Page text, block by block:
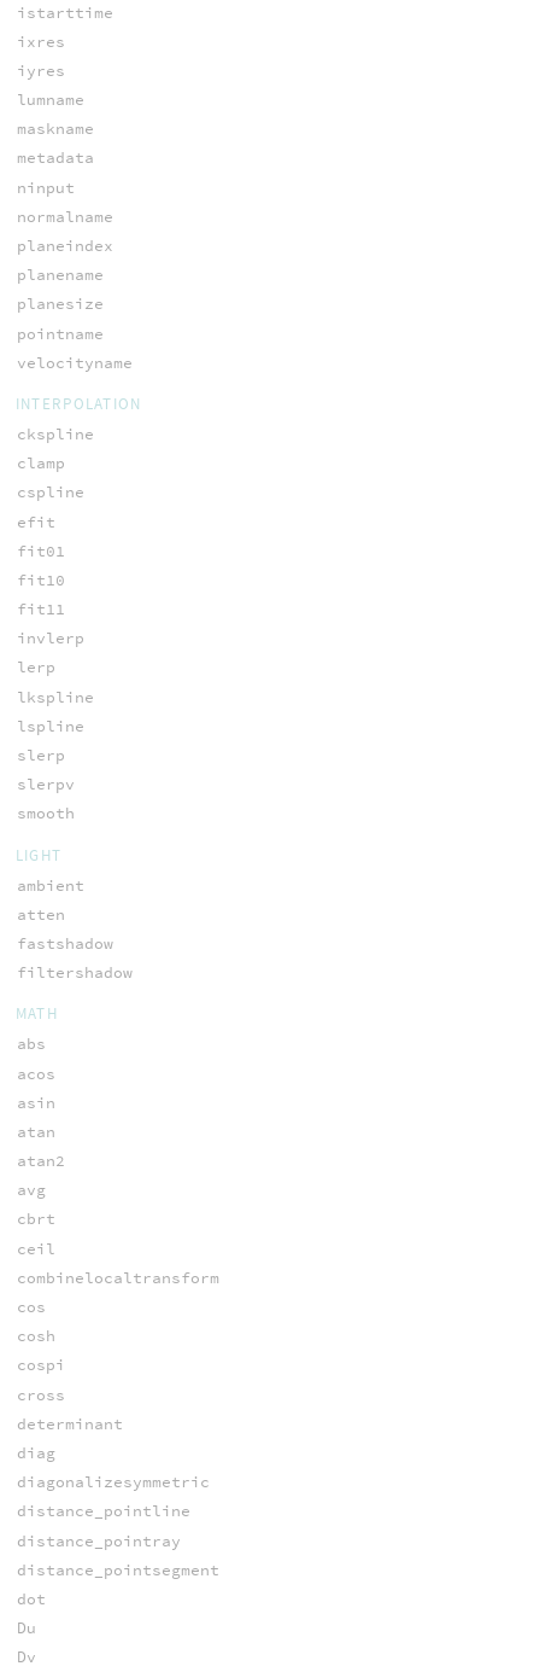
istarttime
ixres
iyres
lumname
maskname
metadata
ninput
normalname
planeindex
planename
planesize
pointname
velocityname
INTERPOLATION
ckspline
clamp
cspline
efit
fit01
fit10
fit11
invlerp
lerp
lkspline
lspline
slerp
slerpv
smooth
LIGHT
ambient
atten
fastshadow
filtershadow
MATH
abs
acos
asin
atan
atan2
avg
cbrt
ceil
combinelocaltransform
cos
cosh
cospi
cross
determinant
diag
diagonalizesymmetric
distance_pointline
distance_pointray
distance_pointsegment
dot
Du
Dv